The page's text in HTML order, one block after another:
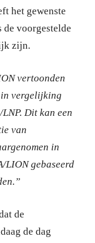
het gewenste
de voorgestelde
zijn.
vertoonden
vergelijking
Dit kan een
van
in
LION gebaseerd
de
de dag